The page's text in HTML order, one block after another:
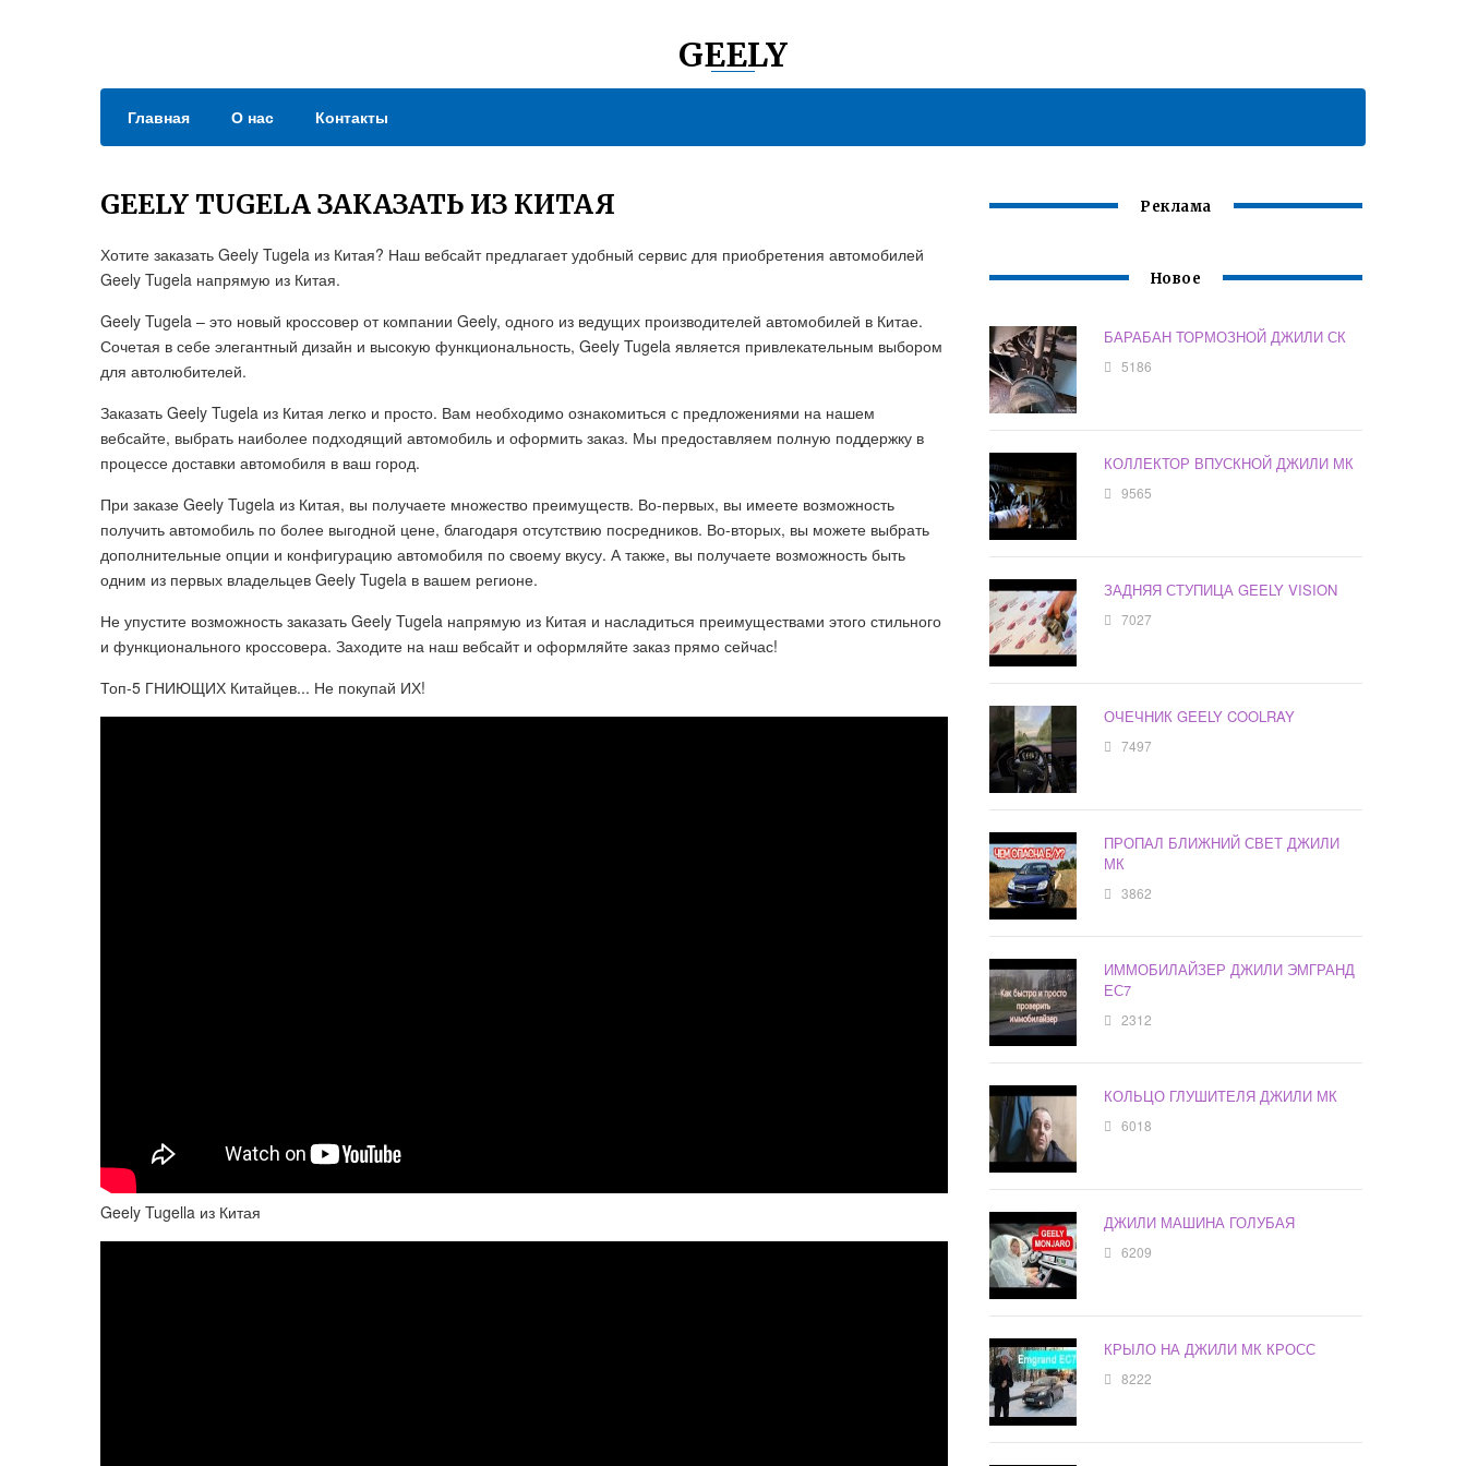
GEELY
Главная О нас Контакты
GEELY TUGELA ЗАКАЗАТЬ ИЗ КИТАЯ
Хотите заказать Geely Tugela из Китая? Наш вебсайт предлагает удобный сервис для приобретения автомобилей
Geely Tugela напрямую из Китая.
Geely Tugela – это новый кроссовер от компании Geely, одного из ведущих производителей автомобилей в Китае.
Сочетая в себе элегантный дизайн и высокую функциональность, Geely Tugela является привлекательным выбором
для автолюбителей.
Заказать Geely Tugela из Китая легко и просто. Вам необходимо ознакомиться с предложениями на нашем
вебсайте, выбрать наиболее подходящий автомобиль и оформить заказ. Мы предоставляем полную поддержку в
процессе доставки автомобиля в ваш город.
При заказе Geely Tugela из Китая, вы получаете множество преимуществ. Во-первых, вы имеете возможность
получить автомобиль по более выгодной цене, благодаря отсутствию посредников. Во-вторых, вы можете выбрать
дополнительные опции и конфигурацию автомобиля по своему вкусу. А также, вы получаете возможность быть
одним из первых владельцев Geely Tugela в вашем регионе.
Не упустите возможность заказать Geely Tugela напрямую из Китая и насладиться преимуществами этого стильного
и функционального кроссовера. Заходите на наш вебсайт и оформляйте заказ прямо сейчас!
Топ-5 ГНИЮЩИХ Китайцев... Не покупай ИХ!
Geely Tugella из Китая
Реклама
Новое
БАРАБАН ТОРМОЗНОЙ ДЖИЛИ СК
5186
КОЛЛЕКТОР ВПУСКНОЙ ДЖИЛИ МК
9565
ЗАДНЯЯ СТУПИЦА GEELY VISION
7027
ОЧЕЧНИК GEELY COOLRAY
7497
ПРОПАЛ БЛИЖНИЙ СВЕТ ДЖИЛИ
МК
3862
ИММОБИЛАЙЗЕР ДЖИЛИ ЭМГРАНД
ЕС7
2312
КОЛЬЦО ГЛУШИТЕЛЯ ДЖИЛИ МК
6018
ДЖИЛИ МАШИНА ГОЛУБАЯ
6209
КРЫЛО НА ДЖИЛИ МК КРОСС
8222